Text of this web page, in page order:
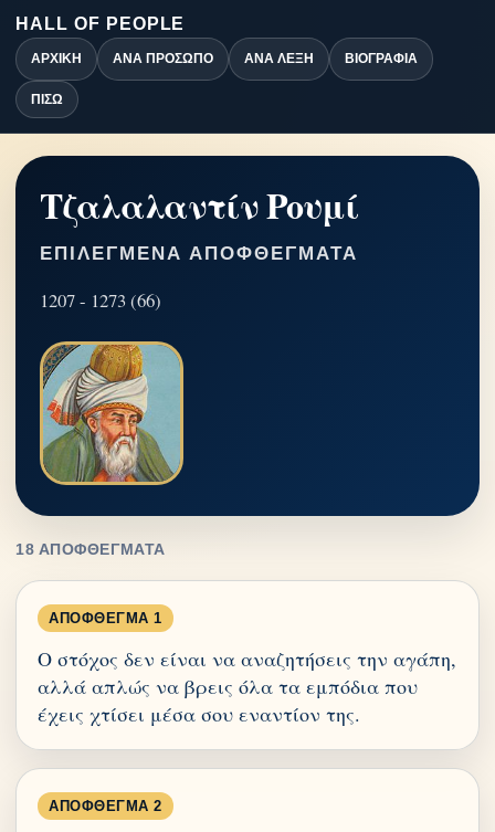
HALL OF PEOPLE
ΑΡΧΙΚΉ ΑΝΆ ΠΡΌΣΩΠΟ ΑΝΆ ΛΈΞΗ ΒΙΟΓΡΑΦΊΑ
ΠΊΣΩ
Τζαλαλαντίν Ρουμί
ΕΠΙΛΕΓΜΈΝΑ ΑΠΟΦΘΈΓΜΑΤΑ
1207 - 1273 (66)
18 ΑΠΟΦΘΈΓΜΑΤΑ
ΑΠΌΦΘΕΓΜΑ 1
Ο στόχος δεν είναι να αναζητήσεις την αγάπη,
αλλά απλώς να βρεις όλα τα εμπόδια που
έχεις χτίσει μέσα σου εναντίον της.
ΑΠΌΦΘΕΓΜΑ 2